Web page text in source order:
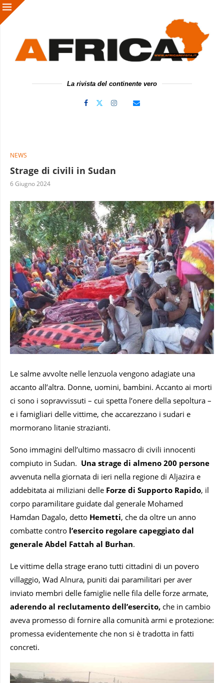
La rivista del continente vero
NEWS
Strage di civili in Sudan
6 Giugno 2024
Le salme avvolte nelle lenzuola vengono adagiate una
accanto all’altra. Donne, uomini, bambini. Accanto ai morti
ci sono i sopravvissuti – cui spetta l’onere della sepoltura –
e i famigliari delle vittime, che accarezzano i sudari e
mormorano litanie strazianti.
Sono immagini dell’ultimo massacro di civili innocenti
compiuto in Sudan. Una strage di almeno 200 persone
avvenuta nella giornata di ieri nella regione di Aljazira e
addebitata ai miliziani delle Forze di Supporto Rapido, il
corpo paramilitare guidate dal generale Mohamed
Hamdan Dagalo, detto Hemetti, che da oltre un anno
combatte contro l’esercito regolare capeggiato dal
generale Abdel Fattah al Burhan.
Le vittime della strage erano tutti cittadini di un povero
villaggio, Wad Alnura, puniti dai paramilitari per aver
inviato membri delle famiglie nelle fila delle forze armate,
aderendo al reclutamento dell’esercito, che in cambio
aveva promesso di fornire alla comunità armi e protezione:
promessa evidentemente che non si è tradotta in fatti
concreti.